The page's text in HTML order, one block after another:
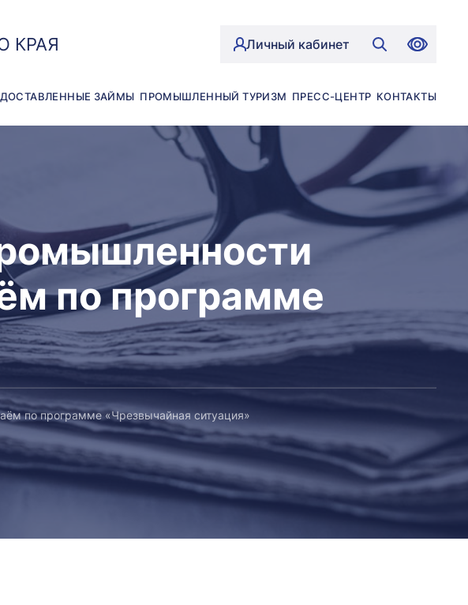
КРАЯ Личный кабинет
ЗАЙМЫ ПРОМЫШЛЕННЫЙ ТУРИЗМ ПРЕСС-ЦЕНТР КОНТАКТЫ
по программе
по программе «Чрезвычайная ситуация»